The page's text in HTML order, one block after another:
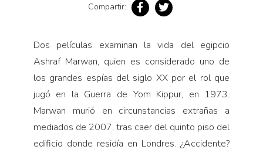
Narrativas visuales
Pensamiento
Pensamiento ilustrado
Personaje
Personajes secundarios
Política
Compartir:
Dos películas examinan la vida del egipcio
Ashraf Marwan, quien es considerado uno de
los grandes espías del siglo XX por el rol que
jugó en la Guerra de Yom Kippur, en 1973.
Marwan murió en circunstancias extrañas a
mediados de 2007, tras caer del quinto piso del
edificio donde residía en Londres. ¿Accidente?